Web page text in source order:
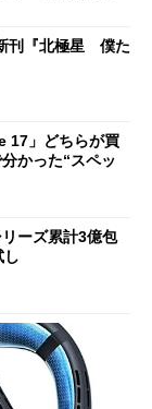
刊『北極星 僕た
17」どちらが買
かった“スペッ
ーズ累計3億包
し